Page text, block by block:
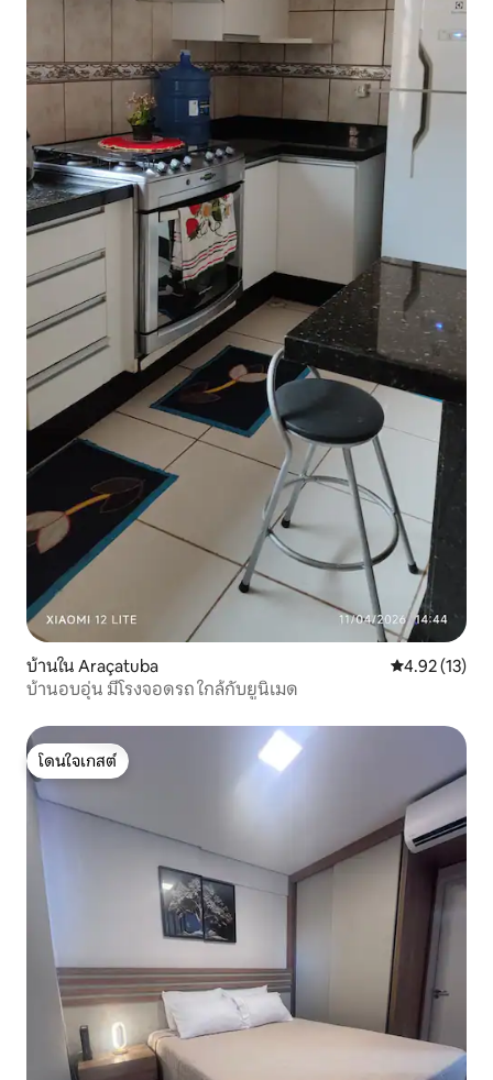
บ้านใน Araçatuba คะแนนเฉลี่ย
4.92 (13)
บ้านอบอุ่น มีโรงจอดรถ ใกล้กับยูนิเมด
โดนใจเกสต์
โดนใจเกสต์